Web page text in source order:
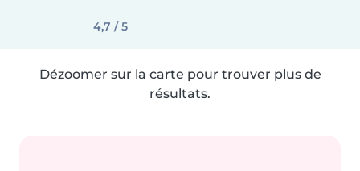
4,7 / 5
Dézoomer sur la carte pour trouver plus de
résultats.